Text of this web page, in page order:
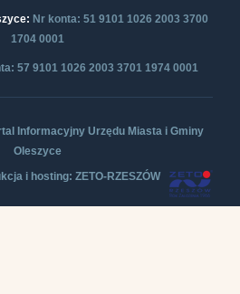
Nr konta: 51 9101 1026 2003 3700
1704 0001
57 9101 1026 2003 3701 1974 0001
Informacyjny Urzędu Miasta i Gminy
Oleszyce
i hosting: ZETO-RZESZÓW